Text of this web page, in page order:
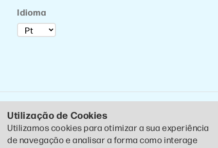
Idioma
© 2020 CTCP . Todos os direitos reservados . Política de
Utilização de Cookies
Utilizamos cookies para otimizar a sua experiência
de navegação e analisar a forma como interage